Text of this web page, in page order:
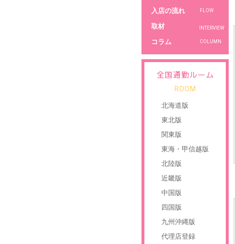
入店の流れ FLOW
取材
コラム
COLUMN
全国通勤ルーム
ROOM
北海道版
東北版
関東版
東海・甲信越版
北陸版
近畿版
中国版
四国版
九州沖縄版
代理店登録